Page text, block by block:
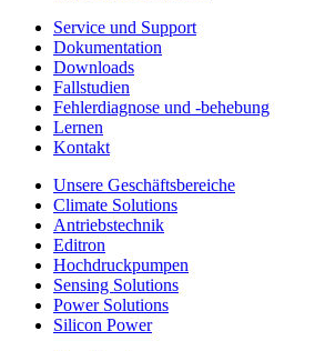
Service und Support
Dokumentation
Downloads
Fallstudien
Fehlerdiagnose und -behebung
Lernen
Kontakt
Unsere Geschäftsbereiche
Climate Solutions
Antriebstechnik
Editron
Hochdruckpumpen
Sensing Solutions
Power Solutions
Silicon Power